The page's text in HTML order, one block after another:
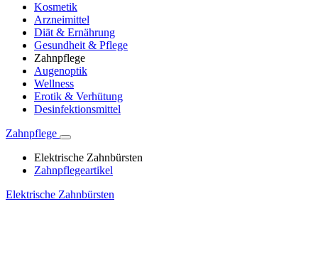
Kosmetik
Arzneimittel
Diät & Ernährung
Gesundheit & Pflege
Zahnpflege
Augenoptik
Wellness
Erotik & Verhütung
Desinfektionsmittel
Zahnpflege
Elektrische Zahnbürsten
Zahnpflegeartikel
Elektrische Zahnbürsten